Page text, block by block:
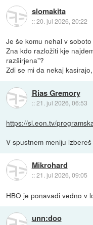
slomakita
::20. jul 2026, 20:22
Je še komu nehal v
Zna kdo razložiti kje
razširjena"?
Zdi se mi da nekaj
Rias Gremory
::21. jul 2026, 06:53
https://sl.eon.tv/
V spustnem meniju
Mikrohard
::21. jul 2026, 09:05
HBO je ponavadi vedno v
unn:doo